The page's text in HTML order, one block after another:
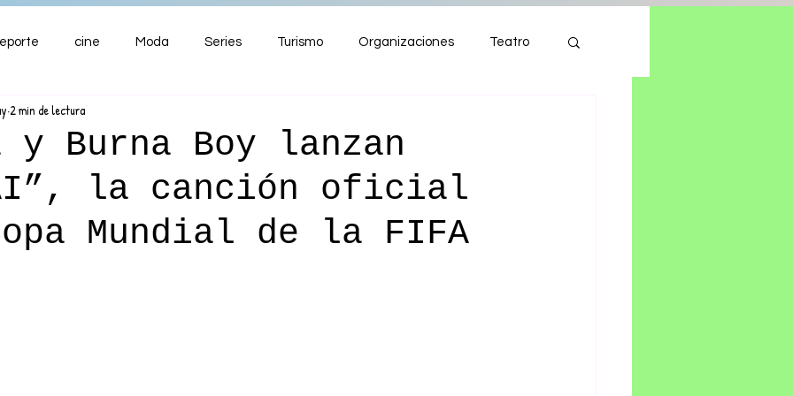
cine Moda Series Turismo Organizaciones Teatro
ENTRETENIMIENTO
y Burna Boy lanzan
la canción oficial
Mundial de la FIFA
2 min de lectura